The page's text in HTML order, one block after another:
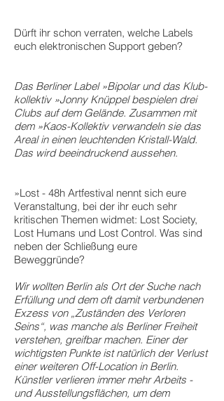
Dürft ihr schon verraten, welche Labels
euch elektronischen Support geben?
Das Berliner Label »Bipolar und das Klub-
kollektiv »Jonny Knüppel bespielen drei
Clubs auf dem Gelände. Zusammen mit
dem »Kaos-Kollektiv verwandeln sie das
Areal in einen leuchtenden Kristall-Wald.
Das wird beeindruckend aussehen.
»Lost - 48h Artfestival nennt sich eure
Veranstaltung, bei der ihr euch sehr
kritischen Themen widmet: Lost Society,
Lost Humans und Lost Control. Was sind
neben der Schließung eure
Beweggründe?
Wir wollten Berlin als Ort der Suche nach
Erfüllung und dem oft damit verbundenen
Exzess von „Zuständen des Verloren
Seins“, was manche als Berliner Freiheit
verstehen, greifbar machen. Einer der
wichtigsten Punkte ist natürlich der Verlust
einer weiteren Off-Location in Berlin.
Künstler verlieren immer mehr Arbeits -
und Ausstellungsflächen, um dem